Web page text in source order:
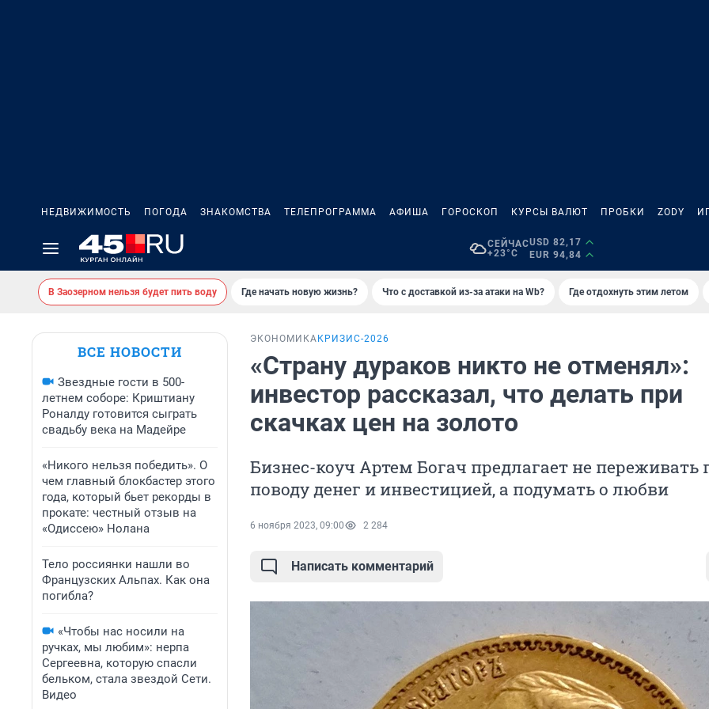
НЕДВИЖИМОСТЬ ПОГОДА ЗНАКОМСТВА ТЕЛЕПРОГРАММА АФИША ГОРОСКОП КУРСЫ ВАЛЮТ ПРОБКИ ZODY
СЕЙЧАС
+23°C
USD 82,17
EUR 94,84
В Заозерном нельзя будет пить воду Где начать новую жизнь? Что с доставкой из-за атаки на Wb? Где отдохнуть этим летом
ВСЕ НОВОСТИ
Звездные гости в 500-
летнем соборе: Криштиану
Роналду готовится сыграть
свадьбу века на Мадейре
«Никого нельзя победить». О
чем главный блокбастер этого
года, который бьет рекорды в
прокате: честный отзыв на
«Одиссею» Нолана
Тело россиянки нашли во
Французских Альпах. Как она
погибла?
«Чтобы нас носили на
ручках, мы любим»: нерпа
Сергеевна, которую спасли
бельком, стала звездой Сети.
Видео
ЭКОНОМИКА КРИЗИС-2026
«Страну дураков никто не отменял»:
инвестор рассказал, что делать при
скачках цен на золото
Бизнес-коуч Артем Богач предлагает не переживать
поводу денег и инвестицией, а подумать о любви
6 ноября 2023, 09:00 2 284
Написать комментарий